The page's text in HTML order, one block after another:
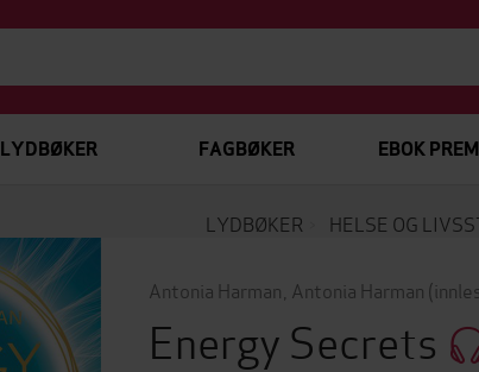
LYDBØKER FAGBØKER EBOK
LYDBØKER HELSE OG
Antonia Harman Antonia Harman
Energy Secrets